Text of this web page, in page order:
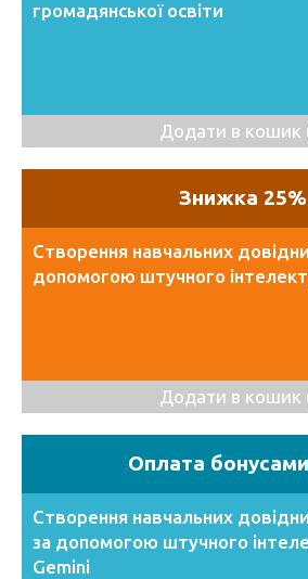
громадянської освіти
Додати в кошик
Знижка 25%
Створення навчальних
допомогою штучного
Додати в кошик
Оплата
Створення навчальних
за допомогою штучного
Gemini